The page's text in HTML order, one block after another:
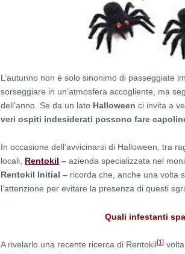
L’autunno non è solo sinonimo di passeggiate
sorseggiare in un’atmosfera accogliente, ma
dell’anno. Se da un lato Halloween ci invita a
veri ospiti indesiderati possono fare
In occasione dell’avvicinarsi di Halloween, tra
locali, Rentokil –azienda specializzata nel
Rentokil Initial – ricorda che, anche una volta
l’attenzione per evitare la presenza di questi
Quali infestanti
A rivelarlo una recente ricerca di Rentokil[1]